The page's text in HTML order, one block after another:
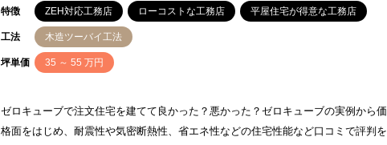
特徴 ZEH対応工務店 ローコストな工務店 平屋住宅が得意な工務店
工法 木造ツーバイ工法
坪単価 35 ～ 55 万円
ゼロキューブで注文住宅を建てて良かった？悪かった？ゼロキューブの実例から価
格面をはじめ、耐震性や気密断熱性、省エネ性などの住宅性能など口コミで評判を